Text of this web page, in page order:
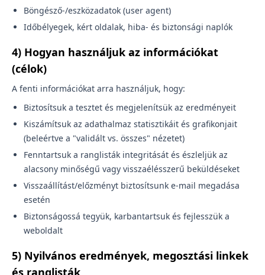
Böngésző-/eszközadatok (user agent)
Időbélyegek, kért oldalak, hiba- és biztonsági naplók
4) Hogyan használjuk az információkat
(célok)
A fenti információkat arra használjuk, hogy:
Biztosítsuk a tesztet és megjelenítsük az eredményeit
Kiszámítsuk az adathalmaz statisztikáit és grafikonjait
(beleértve a "validált vs. összes" nézetet)
Fenntartsuk a ranglisták integritását és észleljük az
alacsony minőségű vagy visszaélésszerű beküldéseket
Visszaállítást/előzményt biztosítsunk e-mail megadása
esetén
Biztonságossá tegyük, karbantartsuk és fejlesszük a
weboldalt
5) Nyilvános eredmények, megosztási linkek
és ranglisták